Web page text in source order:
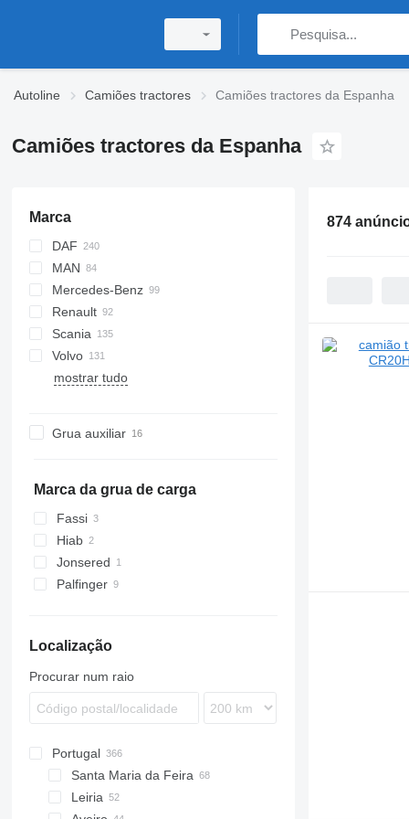
Autoline Camiões tractores Camiões tractores da Espanha
Camiões tractores da Espanha
Marca
DAF
CF
XD
XF
XG
F-MAX
S-Way
Stralis
T-Way
MAN
TGA
TGS
TGX
Mercedes-Benz
Actros
Antos
Arocs
Cabstar
Renault
C-series
Magnum
Premium
Scania
G-series
P-series
Volvo
FH
mostrar tudo
Grua auxiliar
Marca da grua de carga
Fassi
Hiab
Jonsered
Palfinger
Localização
Procurar num raio
Portugal
Santa Maria da Feira
Leiria
874